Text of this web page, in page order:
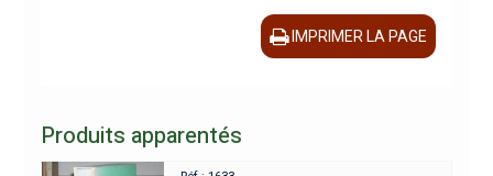
IMPRIMER LA PAGE
Produits apparentés